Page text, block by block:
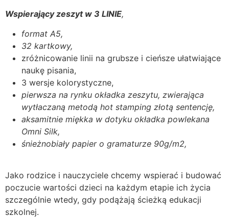
Wspierający zeszyt w 3 LINIE,
format A5,
32 kartkowy,
zróżnicowanie linii na grubsze i cieńsze ułatwiające
naukę pisania,
3 wersje kolorystyczne,
pierwsza na rynku okładka zeszytu, zwierająca
wytłaczaną metodą hot stamping złotą sentencję,
aksamitnie miękka w dotyku okładka powlekana
Omni Silk,
śnieżnobiały papier o gramaturze 90g/m2,
Jako rodzice i nauczyciele chcemy wspierać i budować
poczucie wartości dzieci na każdym etapie ich życia
szczególnie wtedy, gdy podążają ścieżką edukacji
szkolnej.